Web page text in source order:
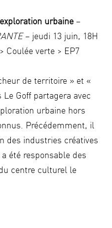
urbaine –
– jeudi 13 juin, 18H
Coulée verte > EP7
de territoire » et «
Goff partagera avec
urbaine hors
Précédemment, il
des industries créatives
été responsable des
centre culturel le